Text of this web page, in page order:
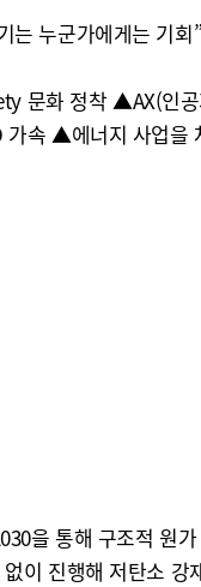
는 누군가에게는 기
문화 정착 ▲AX(인
가속 ▲에너지 사업
을 통해 구조적 원
이 진행해 저탄소